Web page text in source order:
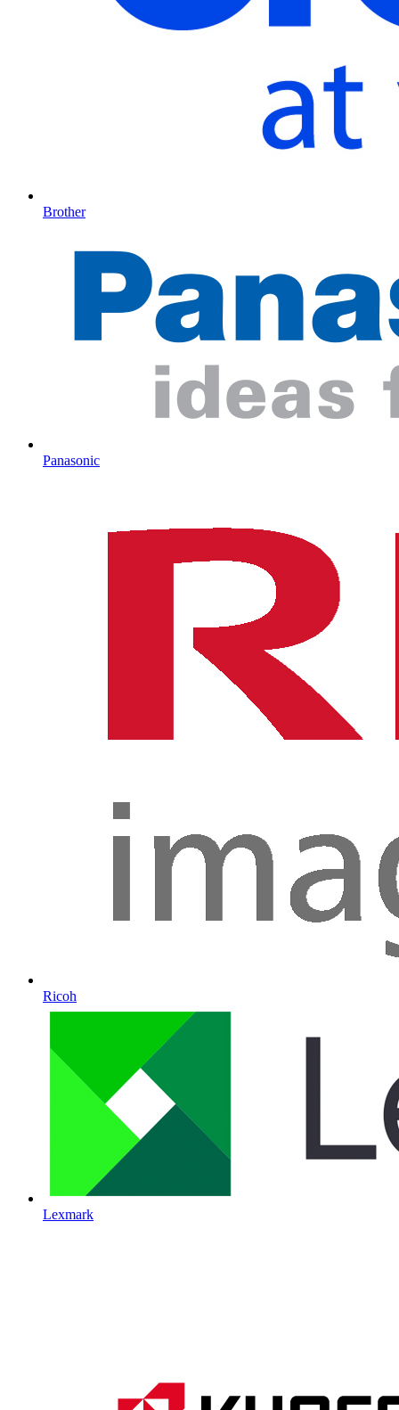
Brother
Panasonic
Ricoh
Lexmark